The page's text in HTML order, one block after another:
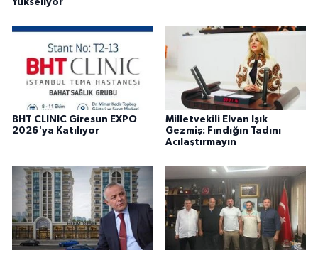
Yükseliyor
BHT CLINIC Giresun EXPO
2026'ya Katılıyor
Milletvekili Elvan Işık
Gezmiş: Fındığın Tadını
Acılaştırmayın